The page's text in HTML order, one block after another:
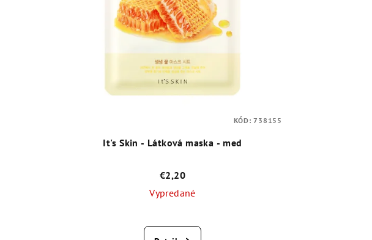
It's Skin - Látková maska - med
€2,20
Vypredané
hodnotenie
KÓD:738155